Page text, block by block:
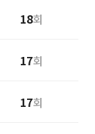
18회
17회
17회